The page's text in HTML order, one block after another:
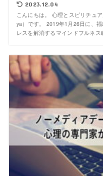
2023.12.04
こんにちは。 心理とスピリチュ
ya）です。 2019年1月26日に、
レスを解消するマインドフルネ